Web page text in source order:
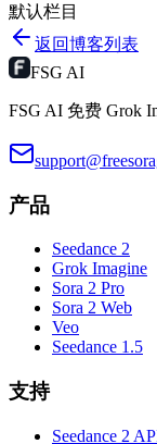
默认栏目
返回博客列表
FSG AI
FSG AI 免费 Grok
产品
Seedance 2
Grok Imagine
Sora 2 Pro
Sora 2 Web
Veo
Seedance 1.5
支持
Seedance 2